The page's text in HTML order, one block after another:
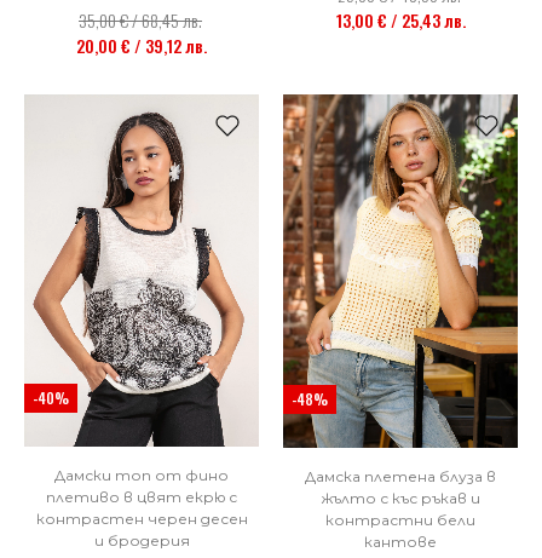
35,00 € / 68,45 лв.
20,00 € / 39,12 лв.
13,00 € / 25,43 лв.
-40%
Дамски топ от фино
плетиво в цвят екрю с
контрастен черен десен
и бродерия
-48%
Дамска плетена блуза в
жълто с къс ръкав и
контрастни бели
кантове